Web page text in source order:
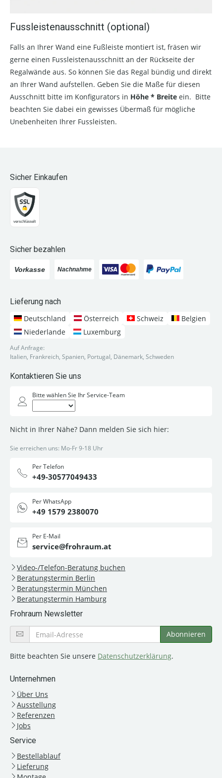
Fussleistenausschnitt (optional)
Falls an Ihrer Wand eine Fußleiste montiert ist, fräsen wir
gerne einen Fussleistenausschnitt an der Rückseite der
Regalwände aus. So können Sie das Regal bündig und direkt
an Ihrer Wand aufstellen. Geben Sie die Maße für diesen
Ausschnitt bitte im Konfigurators in Höhe * Breite ein. Bitte
beachten Sie dabei ein gewisses Übermaß für mögliche
Unebenheiten Ihrer Fussleisten.
Sicher Einkaufen
Sicher bezahlen
Lieferung nach
Deutschland
Österreich Schweiz
Belgien
Niederlande
Luxemburg
Auf Anfrage:
Italien, Frankreich, Spanien, Portugal, Dänemark, Schweden
Kontaktieren Sie uns
Bitte wählen Sie Ihr Service-Team
Nicht in Ihrer Nähe? Dann melden Sie sich hier:
Sie erreichen uns: Mo-Fr 9-18 Uhr
Per Telefon
+49-30577049433
Per WhatsApp
+49 1579 2380070
Per E-Mail
service@frohraum.at
Video-/Telefon-Beratung buchen
Beratungstermin Berlin
Beratungstermin München
Beratungstermin Hamburg
Frohraum Newsletter
Bitte beachten Sie unsere Datenschutzerklärung.
Unternehmen
Über Uns
Ausstellung
Referenzen
Jobs
Service
Bestellablauf
Lieferung